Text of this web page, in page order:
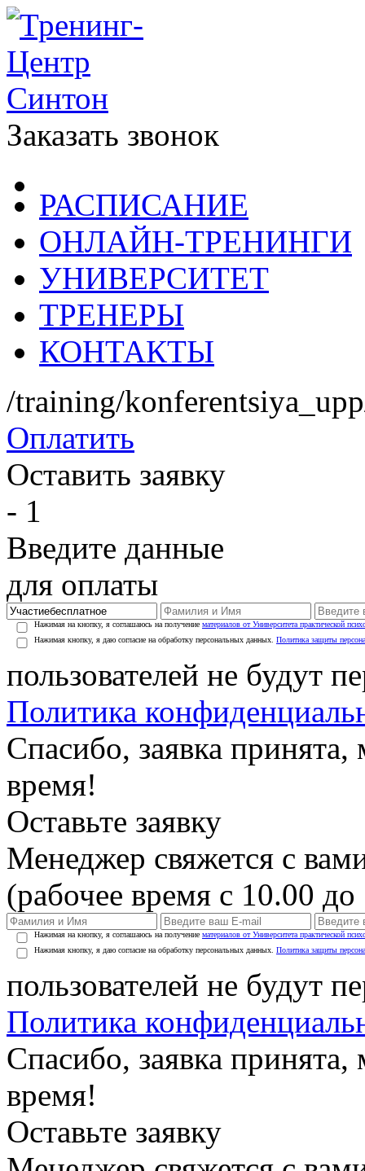
Заказать звонок
РАСПИСАНИЕ
ОНЛАЙН-ТРЕНИНГИ
УНИВЕРСИТЕТ
ТРЕНЕРЫ
КОНТАКТЫ
/training/
Оплатить
Оставить заявку
- 1
Введите данные
для оплаты
Нажимая на кнопку, я соглашаюсь на получение материалов от Университета практической
Нажимая кнопку, я даю согласие на обработку персональных данных. Политика защиты
пользователей не будут
Политика
Спасибо, заявка
время!
Оставьте заявку
Менеджер свяжется с
(рабочее время с 10.00
Нажимая на кнопку, я соглашаюсь на получение материалов от Университета практической
Нажимая кнопку, я даю согласие на обработку персональных данных. Политика защиты
пользователей не будут
Политика
Спасибо, заявка
время!
Оставьте заявку